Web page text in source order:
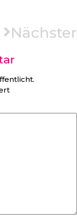
Nächster